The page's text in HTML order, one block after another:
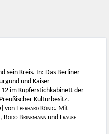
sein Kreis. In: Das Berliner
und Kaiser
im Kupferstichkabinett der
Kulturbesitz.
von Eberhard König. Mit
Bodo Brinkmann und Frauke